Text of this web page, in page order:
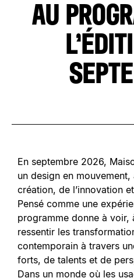
AU
En septembre 2026,
un design en
création, de l’innovation
Pensé comme une
programme donne à voir,
ressentir les
contemporain à travers
forts, de talents et de
Dans un monde où les